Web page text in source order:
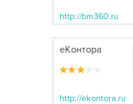
http://bm360.ru
еКонтора
http://ekontora.ru